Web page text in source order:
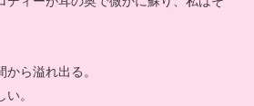
ら溢れ出る。
。